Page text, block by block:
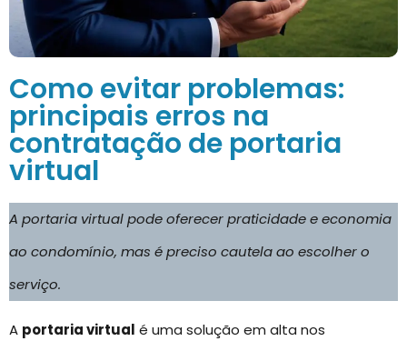
Como evitar problemas:
principais erros na
contratação de portaria
virtual
A portaria virtual pode oferecer praticidade e economia
ao condomínio, mas é preciso cautela ao escolher o
serviço.
A portaria virtual é uma solução em alta nos